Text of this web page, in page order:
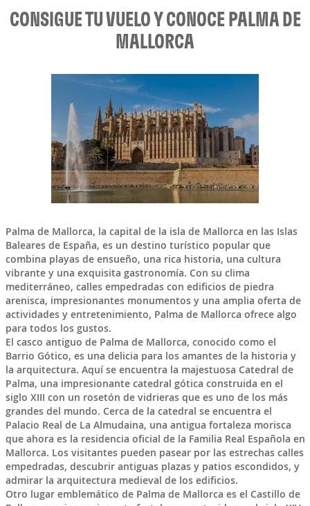
CONSIGUE TU VUELO Y CONOCE PALMA DE
MALLORCA
Palma de Mallorca, la capital de la isla de Mallorca en las Islas
Balearesde España, es un destino turístico popular que
combina playas de ensueño, una rica historia, una cultura
vibrante y una exquisita gastronomía. Con su clima
mediterráneo, calles empedradas con edificios de piedra
arenisca, impresionantes monumentos y una amplia oferta de
actividades y entretenimiento, Palma de Mallorca ofrece algo
para todos los gustos.
El casco antiguo de Palma de Mallorca, conocido como el
Barrio Gótico, es una delicia para los amantes de la historia y
la arquitectura. Aquí se encuentra la majestuosa Catedral de
Palma, una impresionante catedral gótica construida en el
siglo XIII con un rosetón de vidrieras que es uno de los más
grandes del mundo. Cerca de la catedral se encuentra el
Palacio Real de La Almudaina, una antigua fortaleza morisca
que ahora es la residencia oficial de la Familia Real Española en
Mallorca. Los visitantes pueden pasear por las estrechas calles
empedradas, descubrir antiguas plazas y patios escondidos, y
admirar la arquitectura medieval de los edificios.
Otro lugar emblemático de Palma de Mallorca es el Castillo de